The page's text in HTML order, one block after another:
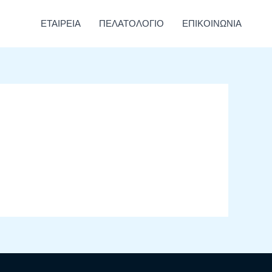
ΕΤΑΙΡΕΙΑ ΠΕΛΑΤΟΛΟΓΙΟ ΕΠΙΚΟΙΝΩΝΙΑ